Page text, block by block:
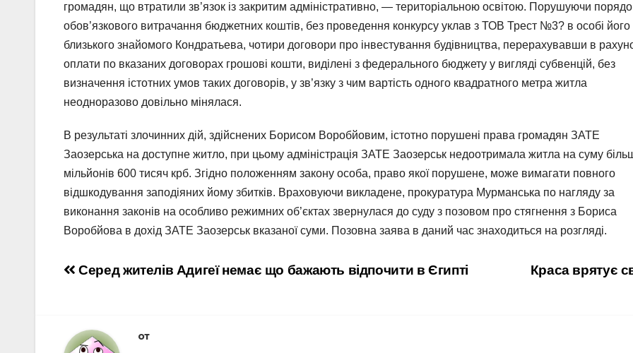
громадян, що втратили зв’язок із закритим адміністративно, — територіальною освітою. Порушуючи
обов’язкового витрачання бюджетних коштів, без проведення конкурсу уклав з ТОВ Трест №3? в особі його
близького знайомого Кондратьева, чотири договори про інвестування будівництва, перерахувавши в
оплати по вказаних договорах грошові кошти, виділені з федерального бюджету у вигляді субвенцій, без
визначення істотних умов таких договорів, у зв’язку з чим вартість одного квадратного метра житла
неодноразово довільно мінялася.
В результаті злочинних дій, здійснених Борисом Воробйовим, істотно порушені права громадян ЗАТЕ
Заозерська на доступне житло, при цьому адміністрація ЗАТЕ Заозерськ недоотримала житла на суму
мільйонів 600 тисяч крб. Згідно положенням закону особа, право якої порушене, може вимагати повного
відшкодування заподіяних йому збитків. Враховуючи викладене, прокуратура Мурманська по нагляду за
виконання законів на особливо режимних об’єктах звернулася до суду з позовом про стягнення з Бориса
Воробйова в дохід ЗАТЕ Заозерськ вказаної суми. Позовна заява в даний час знаходиться на розгляді.
Навигация
записям
Краса врятує
Серед жителів Адигеї немає що бажають відпочити в Єгипті
от